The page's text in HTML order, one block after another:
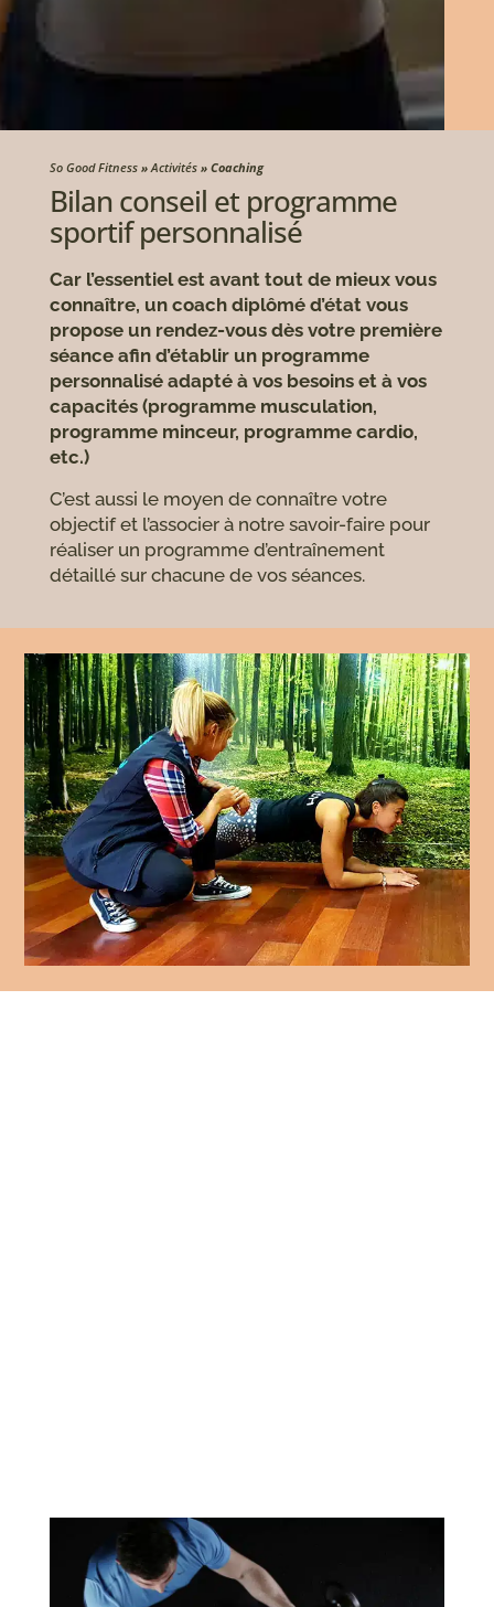
So Good Fitness»Activités» Coaching
Bilan conseil et programme
sportif personnalisé
Car l’essentiel est avant tout de mieux vous
connaître, un coach diplômé d’état vous
propose un rendez-vous dès votre première
séance afin d’établir un programme
personnalisé adapté à vos besoins et à vos
capacités (programme musculation,
programme minceur, programme cardio,
etc.)
C’est aussi le moyen de connaître votre
objectif et l’associer à notre savoir-faire pour
réaliser un programme d’entraînement
détaillé sur chacune de vos séances.